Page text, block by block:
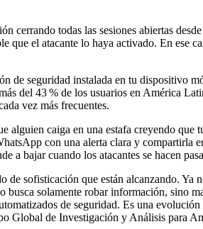
cerrando todas las sesiones abiertas
el atacante lo haya activado. En ese
de seguridad instalada en tu dispositivo
del 43 % de los usuarios en América
vez más frecuentes.
caiga en una estafa creyendo que
con una alerta clara y
a bajar cuando los atacantes se hacen
sofisticación que están alcanzando.
solamente robar información, sino
de seguridad. Es una
Global de Investigación y Análisis para